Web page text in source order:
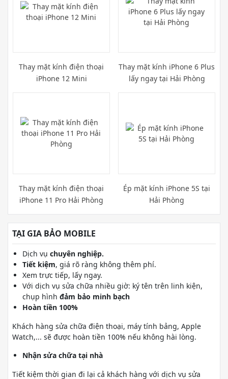
Thay mặt kính điện thoại
iPhone 12 Mini
Thay mặt kính iPhone 6 Plus
lấy ngay tại Hải Phòng
Thay mặt kính điện thoại
iPhone 11 Pro Hải Phòng
Ép mặt kính iPhone 5S tại
Hải Phòng
TẠI GIA BẢO MOBILE
Dịch vụ chuyên nghiệp.
Tiết kiệm, giá rõ ràng không thêm phí.
Xem trực tiếp, lấy ngay.
Với dịch vụ sửa chữa nhiều giờ: ký tên trên linh kiện,
chụp hình đảm bảo minh bạch
Hoàn tiền 100%
Khách hàng sửa chữa điện thoại, máy tính bảng, Apple
Watch,... sẽ được hoàn tiền 100% nếu không hài lòng.
Nhận sửa chữa tại nhà
Tiết kiệm thời gian đi lại cả khách hàng với dịch vụ sửa